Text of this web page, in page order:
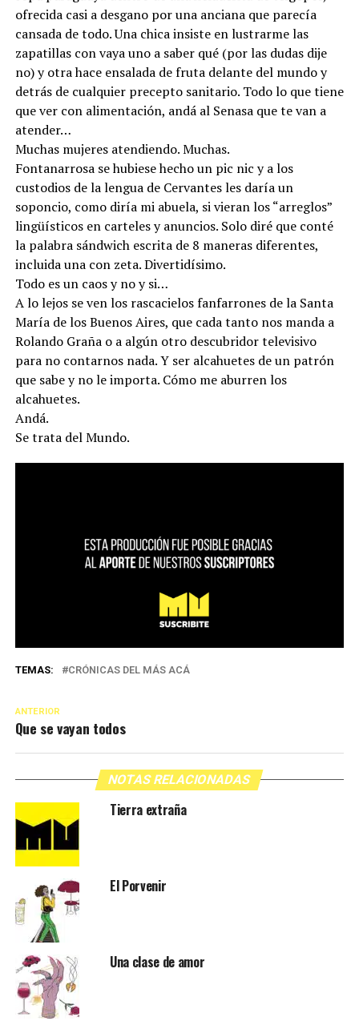
ofrecida casi a desgano por una anciana que parecía
cansada de todo. Una chica insiste en lustrarme las
zapatillas con vaya uno a saber qué (por las dudas dije
no) y otra hace ensalada de fruta delante del mundo y
detrás de cualquier precepto sanitario. Todo lo que tiene
que ver con alimentación, andá al Senasa que te van a
atender…
Muchas mujeres atendiendo. Muchas.
Fontanarrosa se hubiese hecho un pic nic y a los
custodios de la lengua de Cervantes les daría un
soponcio, como diría mi abuela, si vieran los “arreglos”
lingüísticos en carteles y anuncios. Solo diré que conté
la palabra sándwich escrita de 8 maneras diferentes,
incluida una con zeta. Divertidísimo.
Todo es un caos y no y si…
A lo lejos se ven los rascacielos fanfarrones de la Santa
María de los Buenos Aires, que cada tanto nos manda a
Rolando Graña o a algún otro descubridor televisivo
para no contarnos nada. Y ser alcahuetes de un patrón
que sabe y no le importa. Cómo me aburren los
alcahuetes.
Andá.
Se trata del Mundo.
TEMAS: CRÓNICAS DEL MÁS ACÁ
ANTERIOR
Que se vayan todos
NOTAS RELACIONADAS
Tierra extraña
El Porvenir
Una clase de amor